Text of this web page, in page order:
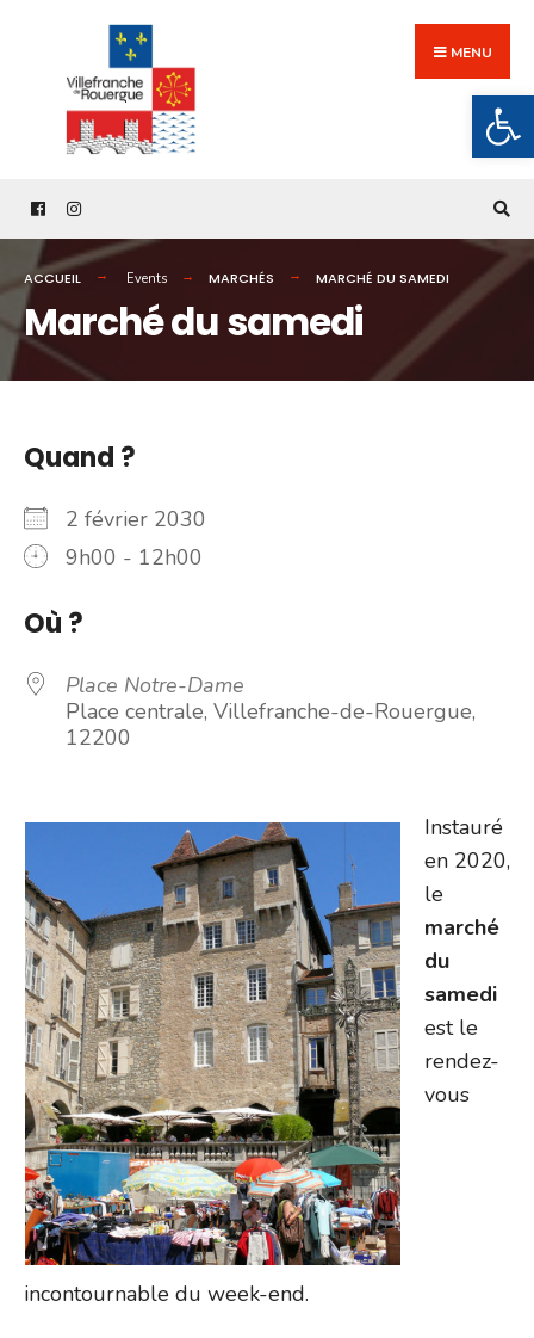
content
MENU
ACCUEIL Events MARCHÉS MARCHÉ DU SAMEDI
Marché du samedi
Quand ?
2 février 2030
9h00 - 12h00
Où ?
Place Notre-Dame
Place centrale, Villefranche-de-Rouergue,
12200
Instauré
en 2020,
le
marché
du
samedi
est le
rendez-
vous
incontournable du week-end.